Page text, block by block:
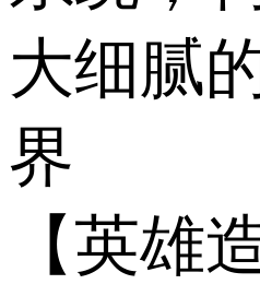
大细腻
界
【英雄